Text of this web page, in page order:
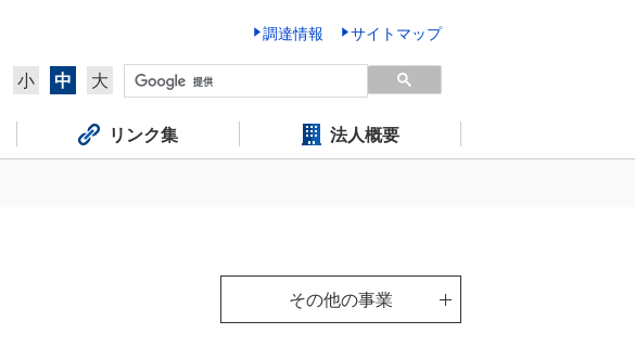
調達情報 サイトマップ
小 中 大
リンク集 法人概要
その他の事業